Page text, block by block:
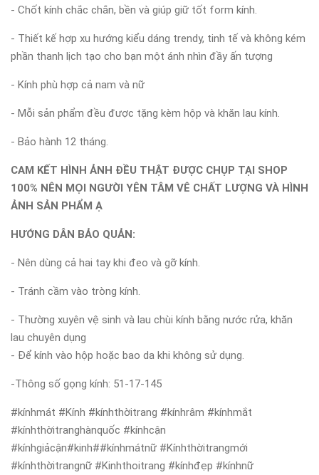
- Chốt kính chắc chắn, bền và giúp giữ tốt form kính.
- Thiết kế hợp xu hướng kiểu dáng trendy, tinh tế và không kém
phần thanh lịch tạo cho bạn một ánh nhìn đầy ấn tượng
- Kính phù hợp cả nam và nữ
- Mỗi sản phẩm đều được tặng kèm hộp và khăn lau kính.
- Bảo hành 12 tháng.
CAM KẾT HÌNH ẢNH ĐỀU THẬT ĐƯỢC CHỤP TẠI SHOP
100% NÊN MỌI NGƯỜI YÊN TÂM VÊ CHẤT LƯỢNG VÀ HÌNH
ẢNH SẢN PHẨM Ạ
HƯỚNG DẪN BẢO QUẢN:
- Nên dùng cả hai tay khi đeo và gỡ kính.
- Tránh cầm vào tròng kính.
- Thường xuyên vệ sinh và lau chùi kính bằng nước rửa, khăn
lau chuyên dụng
- Để kính vào hộp hoặc bao da khi không sử dụng.
-Thông số gọng kính: 51-17-145
#kínhmát #Kính #kínhthờitrang #kínhrâm #kínhmắt
#kínhthờitranghànquốc #kínhcận
#kínhgiảcận#kinh##kínhmátnữ #Kínhthờitrangmới
#kínhthờitrangnữ #Kinhthoitrang #kínhđẹp #kínhnữ